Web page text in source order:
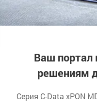
Ваш портал
решениям
Серия C-Data xPON